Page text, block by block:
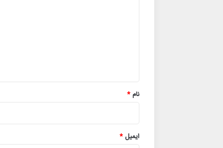
نام*
ایمیل*